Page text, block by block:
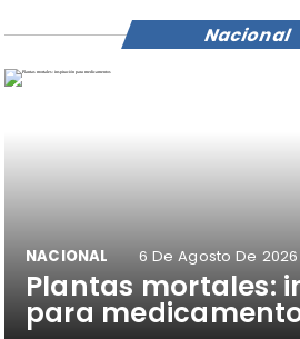
Plantas mortales:
para
NACIONAL 6 De Agosto De 2026
Nacional